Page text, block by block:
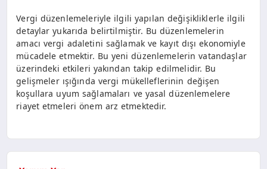
Vergi düzenlemeleriyle ilgili yapılan değişikliklerle ilgili
detaylar yukarıda belirtilmiştir. Bu düzenlemelerin
amacı vergi adaletini sağlamak ve kayıt dışı ekonomiyle
mücadele etmektir. Bu yeni düzenlemelerin vatandaşlar
üzerindeki etkileri yakından takip edilmelidir. Bu
gelişmeler ışığında vergi mükelleflerinin değişen
koşullara uyum sağlamaları ve yasal düzenlemelere
riayet etmeleri önem arz etmektedir.